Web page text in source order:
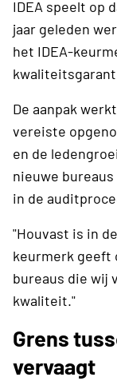
IDEA speelt op
jaar geleden
het IDEA-
De aanpak
vereiste
en de
nieuwe
in de
"Houvast is in
keurmerk geeft
bureaus die wij
kwaliteit."
Grens
vervaagt